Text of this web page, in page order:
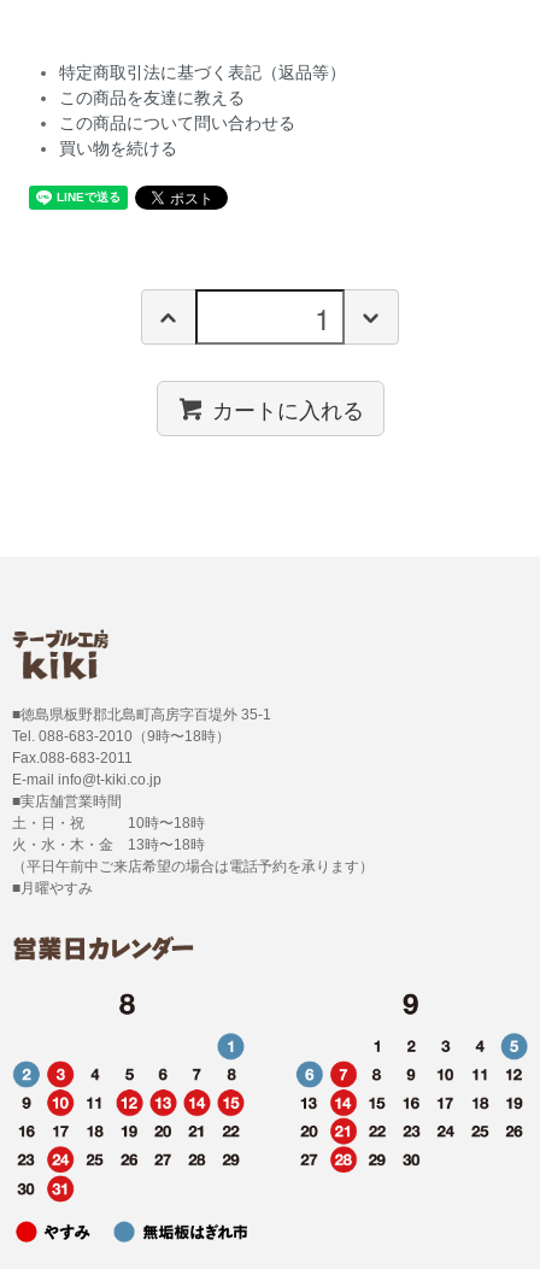
特定商取引法に基づく表記（返品等）
この商品を友達に教える
この商品について問い合わせる
買い物を続ける
カートに入れる
■徳島県板野郡北島町高房字百堤外 35-1
Tel. 088-683-2010（9時〜18時）
Fax.088-683-2011
E-mail info@t-kiki.co.jp
■実店舗営業時間
土・日・祝 10時〜18時
火・水・木・金 13時〜18時
（平日午前中ご来店希望の場合は電話予約を承ります）
■月曜やすみ